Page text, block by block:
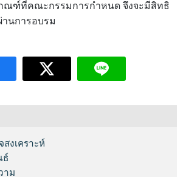
ณฑ์ที่คณะกรรมการกำหนด จึงจะมีสิทธิ
านการอบรม
งเคราะห์
ธ์
าม